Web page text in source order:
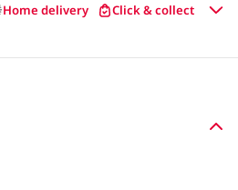
Home delivery Click & collect